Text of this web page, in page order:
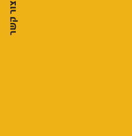
צור קשר